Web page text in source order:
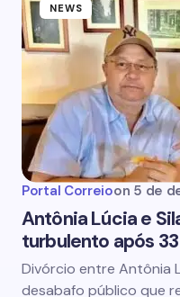
NEWS
Portal Correioon 5 de
Antônia Lúcia e
turbulento após
Divórcio entre Antônia
desabafo público que